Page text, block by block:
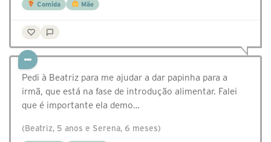
Comida Mãe
Pedi à Beatriz para me ajudar a dar papinha para a
irmã, que está na fase de introdução alimentar. Falei
que é importante ela demo…
(Beatriz, 5 anos e Serena, 6 meses)